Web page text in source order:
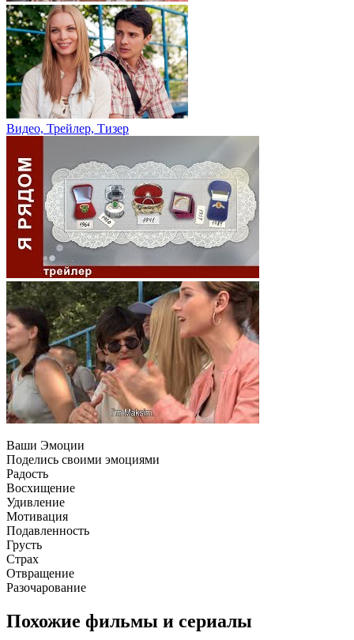
Видео, Трейлер, Тизер
Ваши Эмоции
Поделись своими эмоциями
Радость
Восхищение
Удивление
Мотивация
Подавленность
Грусть
Страх
Отвращение
Разочарование
Похожие фильмы и сериалы